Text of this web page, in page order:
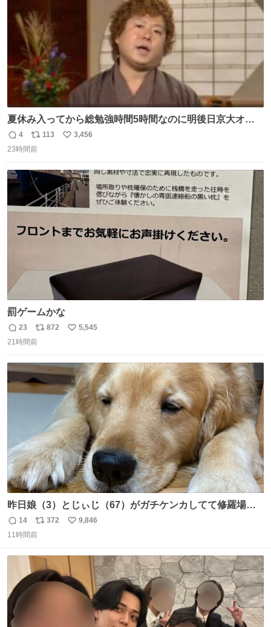
夏休み入ってから総勉強時間5時間なのに明後日京大オー
プンで今これ
返
信
4
リ
ポ
ト
数
113
い
数
3,456
23時間前
罰ゲームかな
返
信
23
リ
ポ
ト
数
872
い
5,545
21時間前
昨日娘（3）とじぃじ（67）がガチケンカしてて修羅場だ
ったんだけど、ふぉるては可能な限り平たくなってまし
た。犬が1番空気読める。
返
信
14
リ
ポ
数
372
い
数
9,846
11時間前